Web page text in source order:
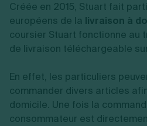
Créée en 2015, Stuart fait
européens de la livraison à
coursier Stuart fonctionne au
de livraison téléchargeable
En effet, les particuliers
commander divers articles
domicile. Une fois la
consommateur est